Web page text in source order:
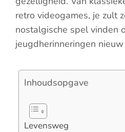
retro videogames, je zult
nostalgische spel vinden
jeugdherinneringen
Inhoudsopgave
Levensweg